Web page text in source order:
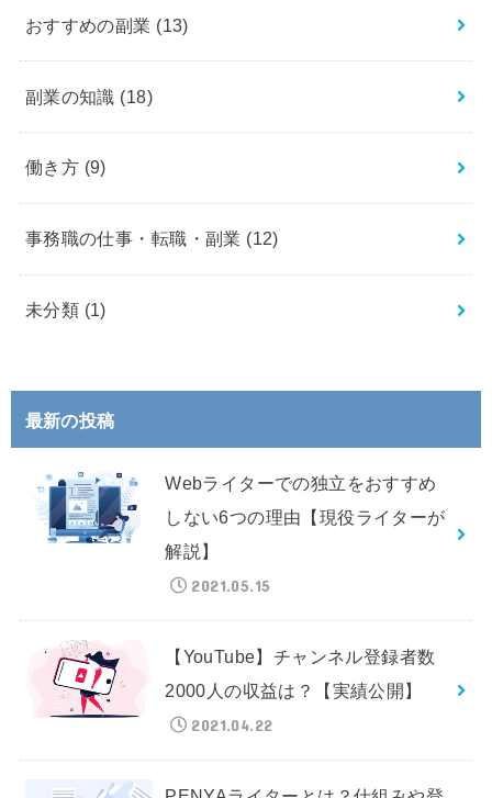
おすすめの副業 (13)
副業の知識 (18)
働き方 (9)
事務職の仕事・転職・副業 (12)
未分類 (1)
最新の投稿
Webライターでの独立をおすすめ
しない6つの理由【現役ライターが
解説】
2021.05.15
【YouTube】チャンネル登録者数
2000人の収益は？【実績公開】
2021.04.22